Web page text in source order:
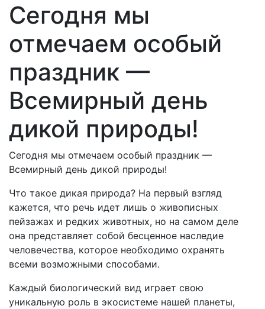
Сегодня мы
отмечаем особый
праздник —
Всемирный день
дикой природы!
Сегодня мы отмечаем особый праздник —
Всемирный день дикой природы!
Что такое дикая природа? На первый взгляд
кажется, что речь идет лишь о живописных
пейзажах и редких животных, но на самом деле
она представляет собой бесценное наследие
человечества, которое необходимо охранять
всеми возможными способами.
Каждый биологический вид играет свою
уникальную роль в экосистеме нашей планеты,